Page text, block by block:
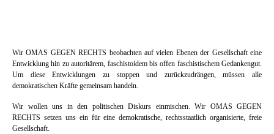
Wir OMAS GEGEN RECHTS beobachten auf vielen Ebenen der Gesellschaft eine
Entwicklung hin zu autoritärem, faschistoidem bis offen faschistischem Gedankengut.
Um diese Entwicklungen zu stoppen und zurückzudrängen, müssen alle
demokratischen Kräfte gemeinsam handeln.
Wir wollen uns in den politischen Diskurs einmischen. Wir OMAS GEGEN
RECHTS setzen uns ein für eine demokratische, rechtsstaatlich organisierte, freie
Gesellschaft.